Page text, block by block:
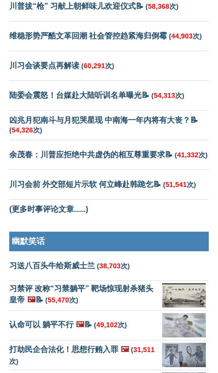
川普拔“枪” 习献上朝鲜味儿欢迎仪式📝 (58,368次)
维稳形势严酷文革回潮 社会管控趋紧海归倒霉 (44,903次)
川习会谈要点再解读 (60,291次)
陆委会震怒！台媒赴大陆听训名单曝光📝 (54,313次)
凶兆月犯南斗与月犯哭星现 中南海一年内将有大丧？📝
(54,326次)
余茂春：川普应拒绝中共虚伪的相互尊重要求📝 (41,332次)
川习会前 外交部短片示软 何立峰赴韩跪乞📝 (51,541次)
(更多时事评论文章......)
幽默笑话
习送八百头牛给斯威士兰 (38,703次)
习禁评 改称“习禁躺平” 靶场惊现射杀猪头
皇帝 🖼️📝 (55,470次)
认命可以 躺平不行 🖼️📝 (49,102次)
打劫民企合法化！思想行贿入罪 🖼️ (31,511
次)